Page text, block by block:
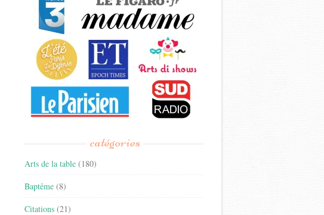
catégories
Arts de la table (180)
Baptême (8)
Citations (21)